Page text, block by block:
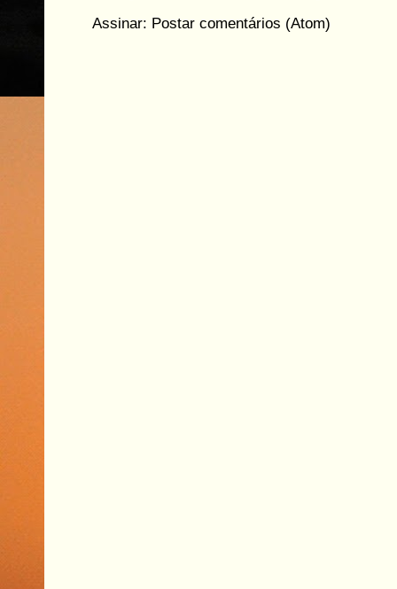
Assinar: Postar comentários (Atom)